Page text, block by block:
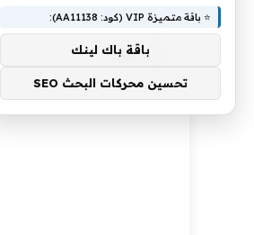
SOC
⭐ باقة متميزة VIP (كود: AA11138):
باقة باك لينك
تحسين محركات البحث SEO